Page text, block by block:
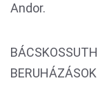
Andor.
BERUHÁZÁSOK